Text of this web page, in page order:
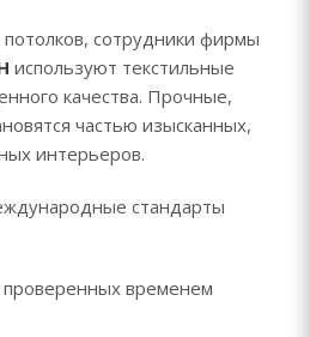
сотрудники фирмы
используют текстильные
качества. Прочные,
частью изысканных,
интерьеров.
стандарты
проверенных временем